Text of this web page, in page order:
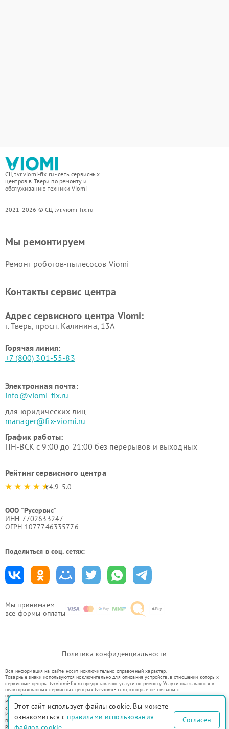
СЦ tvr.viomi-fix.ru - сеть сервисных
центров в Твери по ремонту и
обслуживанию техники Viomi
2021-2026 © СЦ tvr.viomi-fix.ru
Мы принимаем
все формы оплаты
Мы ремонтируем
Ремонт роботов-пылесосов Viomi
Контакты сервис центра
Адрес сервисного центра Viomi:
г. Тверь, просп. Калинина, 13А
Горячая линия:
+7 (800) 301-55-83
Электронная почта:
info@viomi-fix.ru
для юридических лиц
manager@fix-viomi.ru
График работы:
ПН-ВСК с 9:00 до 21:00 без перерывов и выходных
Рейтинг сервисного центра
4.9-5.0
ООО "Русервис"
ИНН 7702633247
ОГРН 1077746335776
Поделиться в соц. сетях:
Политика конфиденциальности
Вся информация на сайте носит исключительно справочный характер.
Товарные знаки используются исключительно для описания устройств, в отношении которых
сервисные центры tvr.viomi-fix.ru предоставляют услуги по ремонту. Услуги оказываются в
неавторизованных сервисных центрах tvr.viomi-fix.ru, которые не связаны с
правообладателями товарных знаков или их официальными представителями.
Ремонт осуществляется для устройств, уже введенных в гражданский оборот в соответствии
со статьей 1487 ГК РФ.
Использование товарных знаков не преследует цели индивидуализации услуг или введения
потребителей в заблуждение, а служит для информирования о предоставляемых услугах по
ремонту техники указанных брендов.
Этот сайт использует файлы cookie. Вы можете
ознакомиться с правилами использования
Согласен